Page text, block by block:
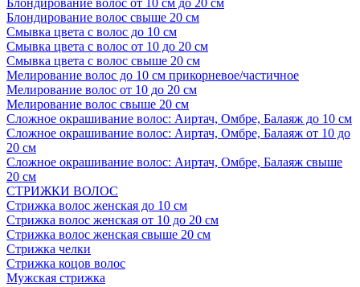
Блондирование волос от 10 см до 20 см
Блондирование волос свыше 20 см
Смывка цвета с волос до 10 см
Смывка цвета с волос от 10 до 20 см
Смывка цвета с волос свыше 20 см
Мелирование волос до 10 см прикорневое/частичное
Мелирование волос от 10 до 20 см
Мелирование волос свыше 20 см
Сложное окрашивание волос: Аиртач, Омбре, Балаяж до 10 см
Сложное окрашивание волос: Аиртач, Омбре, Балаяж от 10 до
20 см
Сложное окрашивание волос: Аиртач, Омбре, Балаяж свыше
20 см
СТРИЖКИ ВОЛОС
Стрижка волос женская до 10 см
Стрижка волос женская от 10 до 20 см
Стрижка волос женская свыше 20 см
Стрижка челки
Стрижка коцов волос
Мужская стрижка